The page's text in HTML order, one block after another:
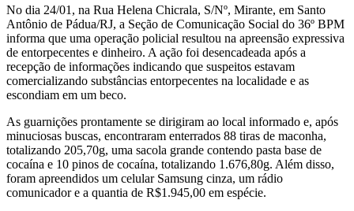
No dia 24/01, na Rua Helena Chicrala, S/Nº, Mirante, em Santo
Antônio de Pádua/RJ, a Seção de Comunicação Social do 36º BPM
informa que uma operação policial resultou na apreensão expressiva
de entorpecentes e dinheiro. A ação foi desencadeada após a
recepção de informações indicando que suspeitos estavam
comercializando substâncias entorpecentes na localidade e as
escondiam em um beco.
As guarnições prontamente se dirigiram ao local informado e, após
minuciosas buscas, encontraram enterrados 88 tiras de maconha,
totalizando 205,70g, uma sacola grande contendo pasta base de
cocaína e 10 pinos de cocaína, totalizando 1.676,80g. Além disso,
foram apreendidos um celular Samsung cinza, um rádio
comunicador e a quantia de R$1.945,00 em espécie.